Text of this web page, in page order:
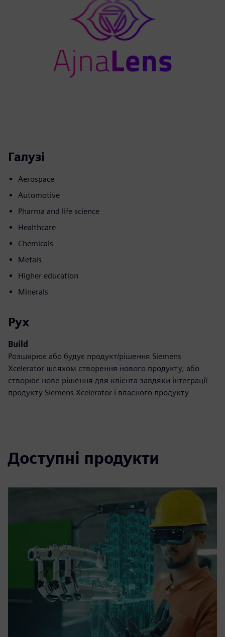
Галузі
Aerospace
Automotive
Pharma and life science
Healthcare
Chemicals
Metals
Higher education
Minerals
Рух
Build
Розширює або будує продукт/рішення Siemens
Xcelerator шляхом створення нового продукту, або
створює нове рішення для клієнта завдяки інтеграції
продукту Siemens Xcelerator і власного продукту
Доступні продукти